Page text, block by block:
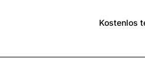
Kostenlos